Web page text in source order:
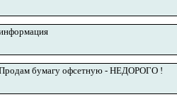
бумагу офсетную - НЕДОРОГО !